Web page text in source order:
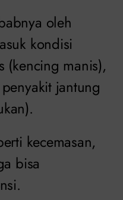
oleh
kondisi
(kencing manis),
jantung
kecemasan,
bisa